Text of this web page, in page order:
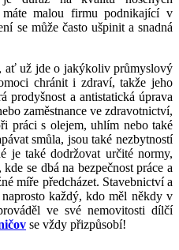
máte malou firmu podnikající v
se může často ušpinit a snadná
ať už jde o jakýkoliv průmyslový
chránit i zdraví, takže jeho
prodyšnost a antistatická úprava
zaměstnance ve zdravotnictví,
práci s olejem, uhlím nebo také
smůla, jsou také nezbytností
je také dodržovat určité normy,
se dbá na bezpečnost práce a
míře předcházet. Stavebnictví a
každý, kdo měl někdy v
ve své nemovitosti dílčí
se vždy přizpůsobí!